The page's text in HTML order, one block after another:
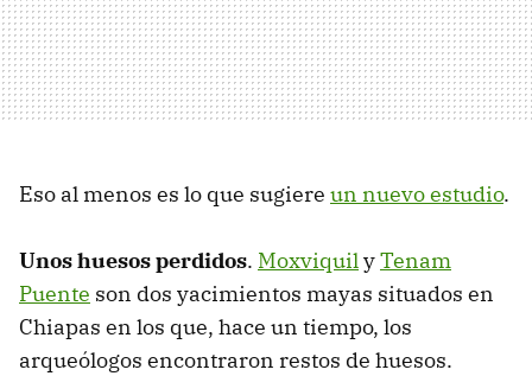
Eso al menos es lo que sugiere un nuevo estudio.
Unos huesos perdidos. MoxviquilyTenam
Puente son dos yacimientos mayas situados en
Chiapas en los que, hace un tiempo, los
arqueólogos encontraron restos de huesos.